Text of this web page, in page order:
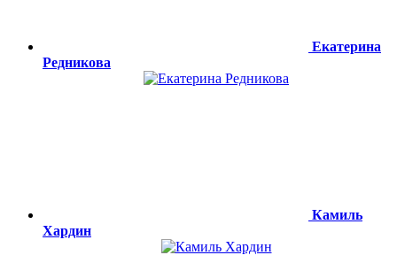
Екатерина
Редникова
Камиль
Хардин